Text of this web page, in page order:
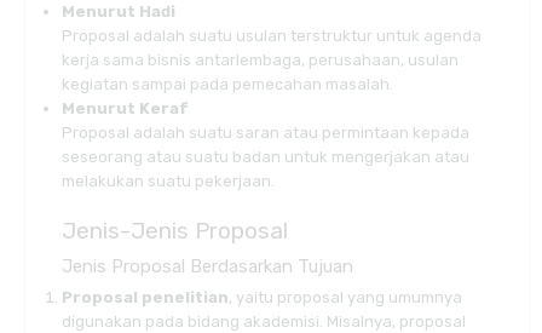
Menurut Hadi
Proposal adalah suatu usulan terstruktur untuk agenda
kerja sama bisnis antarlembaga, perusahaan, usulan
kegiatan sampai pada pemecahan masalah.
Menurut Keraf
Proposal adalah suatu saran atau permintaan kepada
seseorang atau suatu badan untuk mengerjakan atau
melakukan suatu pekerjaan.
Jenis-Jenis Proposal
Jenis Proposal Berdasarkan Tujuan
Proposal penelitian, yaitu proposal yang umumnya
digunakan pada bidang akademisi. Misalnya, proposal